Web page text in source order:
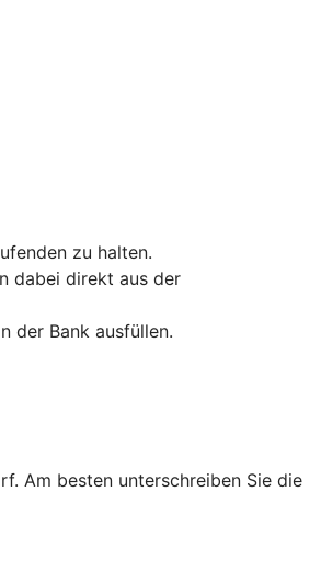
zu halten.
dabei direkt aus der
der Bank ausfüllen.
Am besten unterschreiben Sie die